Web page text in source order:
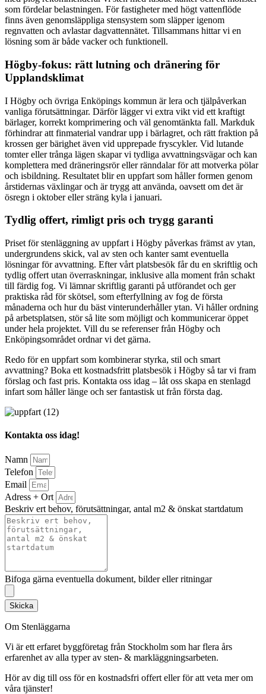
som fördelar belastningen. För fastigheter med högt vattenflöde
finns även genomsläppliga stensystem som släpper igenom
regnvatten och avlastar dagvattennätet. Tillsammans hittar vi en
lösning som är både vacker och funktionell.
Högby-fokus: rätt lutning och dränering för
Upplandsklimat
I Högby och övriga Enköpings kommun är lera och tjälpåverkan
vanliga förutsättningar. Därför lägger vi extra vikt vid ett kraftigt
bärlager, korrekt komprimering och väl genomtänkta fall. Markduk
förhindrar att finmaterial vandrar upp i bärlagret, och rätt fraktion på
krossen ger bärighet även vid upprepade fryscykler. Vid lutande
tomter eller trånga lägen skapar vi tydliga avvattningsvägar och kan
komplettera med dräneringsrör eller ränndalar för att motverka pölar
och isbildning. Resultatet blir en uppfart som håller formen genom
årstidernas växlingar och är trygg att använda, oavsett om det är
ösregn i oktober eller sträng kyla i januari.
Tydlig offert, rimligt pris och trygg garanti
Priset för stenläggning av uppfart i Högby påverkas främst av ytan,
undergrundens skick, val av sten och kanter samt eventuella
lösningar för avvattning. Efter vårt platsbesök får du en skriftlig och
tydlig offert utan överraskningar, inklusive alla moment från schakt
till färdig fog. Vi lämnar skriftlig garanti på utförandet och ger
praktiska råd för skötsel, som efterfyllning av fog de första
månaderna och hur du bäst vinterunderhåller ytan. Vi håller ordning
på arbetsplatsen, stör så lite som möjligt och kommunicerar öppet
under hela projektet. Vill du se referenser från Högby och
Enköpingsområdet ordnar vi det gärna.
Redo för en uppfart som kombinerar styrka, stil och smart
avvattning? Boka ett kostnadsfritt platsbesök i Högby så tar vi fram
förslag och fast pris. Kontakta oss idag – låt oss skapa en stenlagd
infart som håller länge och ser fantastisk ut från första dag.
Kontakta oss idag!
Namn
Telefon
Email
Adress + Ort
Beskriv ert behov, förutsättningar, antal m2 & önskat startdatum
Bifoga gärna eventuella dokument, bilder eller ritningar
Skicka
Om Stenläggarna
Vi är ett erfaret byggföretag från Stockholm som har flera års
erfarenhet av alla typer av sten- & markläggningsarbeten.
Hör av dig till oss för en kostnadsfri offert eller för att veta mer om
våra tjänster!